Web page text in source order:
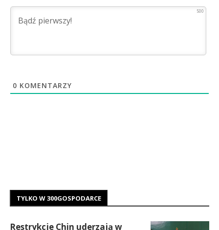
500
0 KOMENTARZY
TYLKO W 300GOSPODARCE
Restrykcje Chin uderzają w